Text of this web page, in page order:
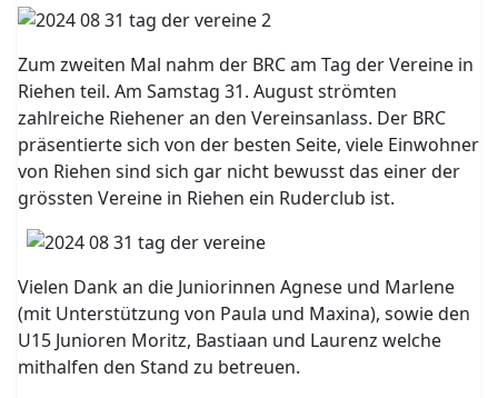
Zum zweiten Mal nahm der BRC am Tag der Vereine in
Riehen teil. Am Samstag 31. August strömten
zahlreiche Riehener an den Vereinsanlass. Der BRC
präsentierte sich von der besten Seite, viele Einwohner
von Riehen sind sich gar nicht bewusst das einer der
grössten Vereine in Riehen ein Ruderclub ist.
Vielen Dank an die Juniorinnen Agnese und Marlene
(mit Unterstützung von Paula und Maxina), sowie den
U15 Junioren Moritz, Bastiaan und Laurenz welche
mithalfen den Stand zu betreuen.